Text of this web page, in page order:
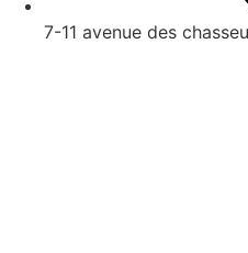
7-11 avenue des